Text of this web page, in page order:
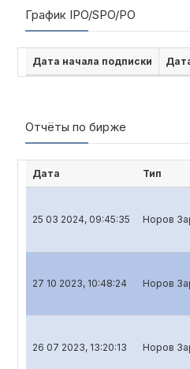
График IPO/SPO/PO
Дата начала подписки
Отчёты по бирже
Дата Тип
25 03 2024, 09:45:35 Норов
27 10 2023, 10:48:24 Норов
26 07 2023, 13:20:13 Норов